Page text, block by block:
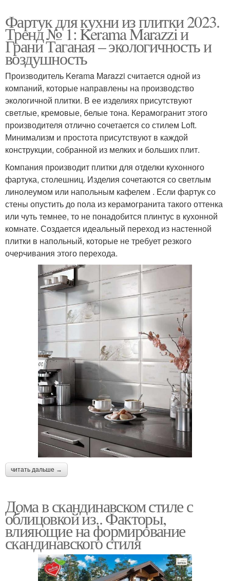
Фартук для кухни из плитки 2023.
Тренд № 1: Kerama Marazzi и
Грани Таганая – экологичность и
воздушность
Производитель Kerama Marazzi считается одной из
компаний, которые направлены на производство
экологичной плитки. В ее изделиях присутствуют
светлые, кремовые, белые тона. Керамогранит этого
производителя отлично сочетается со стилем Loft.
Минимализм и простота присутствуют в каждой
конструкции, собранной из мелких и больших плит.
Компания производит плитки для отделки кухонного
фартука, столешниц. Изделия сочетаются со светлым
линолеумом или напольным кафелем . Если фартук со
стены опустить до пола из керамогранита такого оттенка
или чуть темнее, то не понадобится плинтус в кухонной
комнате. Создается идеальный переход из настенной
плитки в напольный, которые не требует резкого
очерчивания этого перехода.
читать дальше →
Дома в скандинавском стиле с
облицовкой из.. Факторы,
влияющие на формирование
скандинавского стиля